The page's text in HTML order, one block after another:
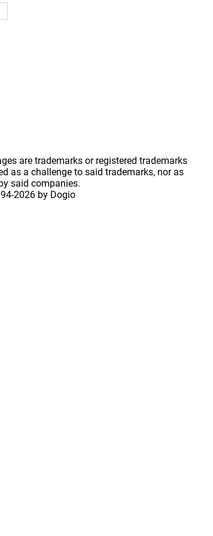
are trademarks or registered trademarks
as a challenge to said trademarks, nor as
said companies.
2026 by Dogio